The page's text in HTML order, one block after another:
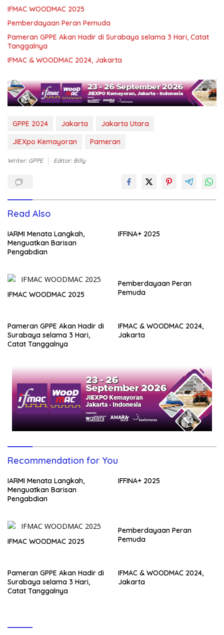
IFMAC WOODMAC 2025
Pemberdayaan Peran Pemuda
Pameran GPPE Akan Hadir di Surabaya selama 3 Hari, Catat
Tanggalnya
IFMAC & WOODMAC 2024, Jakarta
GPPE 2024 Jakarta
Jakarta Utara
JIEXpo Kemayoran
Pameran
Writer: GPPE Editor: Billy
Read Also
IARMI Menata Langkah,
Menguatkan Barisan
Pengabdian
IFFINA+ 2025
IFMAC WOODMAC 2025
Pemberdayaan Peran
Pemuda
Pameran GPPE Akan Hadir di
Surabaya selama 3 Hari,
Catat Tanggalnya
IFMAC & WOODMAC 2024,
Jakarta
Recommendation for You
IARMI Menata Langkah,
Menguatkan Barisan
Pengabdian
IFFINA+ 2025
IFMAC WOODMAC 2025
Pemberdayaan Peran
Pemuda
Pameran GPPE Akan Hadir di
Surabaya selama 3 Hari,
Catat Tanggalnya
IFMAC & WOODMAC 2024,
Jakarta